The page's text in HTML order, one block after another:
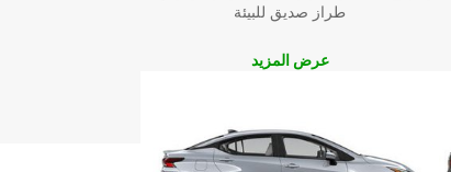
طراز صديق للبيئة
عرض المزيد